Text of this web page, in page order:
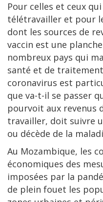
Pour celles et ceux
télétravailler et pour
dont les sources de
vaccin est une
nombreux pays qui
santé et de
coronavirus est
que va-t-il se passer
pourvoit aux revenus
travailler, doit suivre
ou décède de la
Au Mozambique, les
économiques des
imposées par la
de plein fouet les